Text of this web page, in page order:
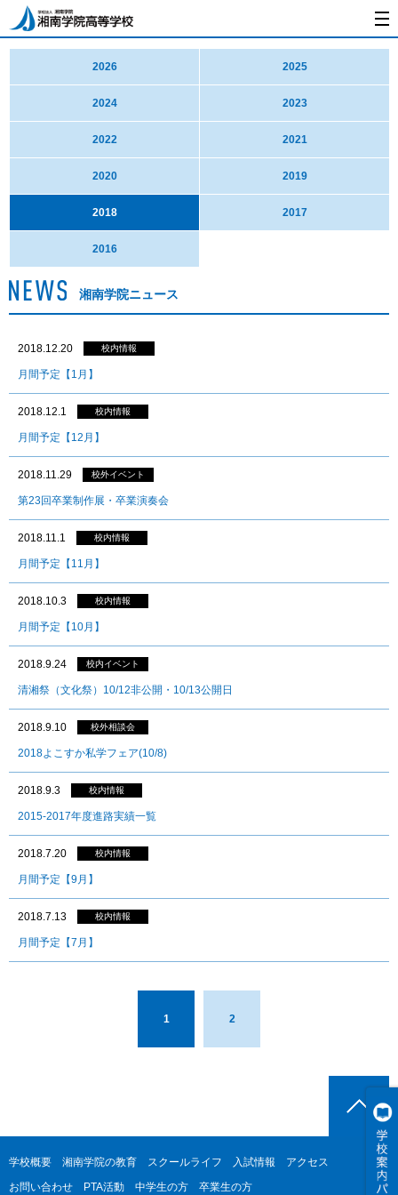
湘南学院ニュース
2018.12.20 校内情報
月間予定【1月】
2018.12.1 校内情報
月間予定【12月】
2018.11.29 校外イベント
第23回卒業制作展・卒業演奏会
2018.11.1 校内情報
月間予定【11月】
2018.10.3 校内情報
月間予定【10月】
2018.9.24 校内イベント
清湘祭（文化祭）10/12非公開・10/13公開日
2018.9.10 校外相談会
2018よこすか私学フェア(10/8)
2018.9.3 校内情報
2015-2017年度進路実績一覧
2018.7.20 校内情報
月間予定【9月】
2018.7.13 校内情報
月間予定【7月】
1 2
2026 2025
2024 2023
2022 2021
2020 2019
2018 2017
2016
学校概要 湘南学院の教育 スクールライフ 入試情報
アクセス
お問い合わせ
PTA活動 中学生の方 卒業生の方